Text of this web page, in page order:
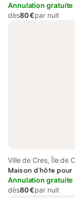
Annulation gratuite
dès80 €par nuit
Ville de Cres, Île de
Maison d’hôte
Annulation gratuite
dès80 €par nuit